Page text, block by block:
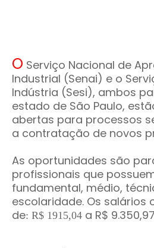
O Serviço Nacional de
Industrial (Senai) e o
Indústria (Sesi), ambos
estado de São Paulo,
abertas para processos
a contratação de novos
As oportunidades são
profissionais que
fundamental, médio,
escolaridade. Os salários
de: R$ 1915,04 a R$